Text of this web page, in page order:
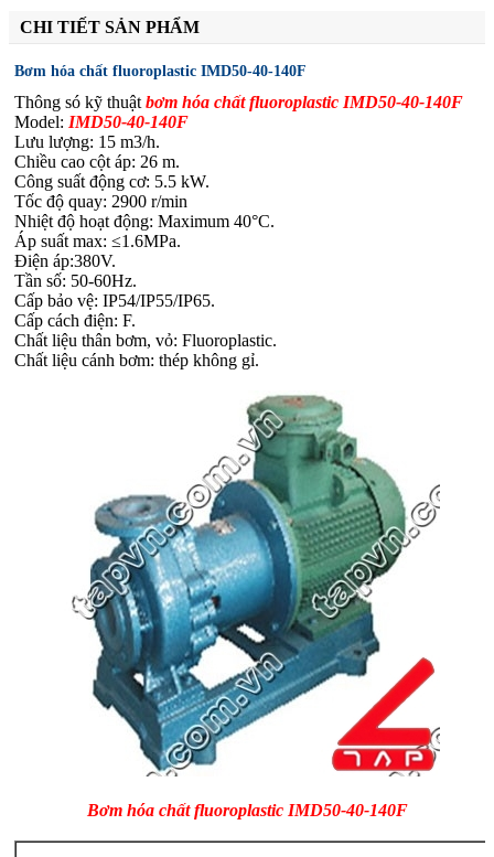
CHI TIẾT SẢN PHẨM
Bơm hóa chất fluoroplastic IMD50-40-140F
Thông só kỹ thuật bơm hóa chất fluoroplastic IMD50-40-140F
Model: IMD50-40-140F
Lưu lượng: 15 m3/h.
Chiều cao cột áp: 26 m.
Công suất động cơ: 5.5 kW.
Tốc độ quay: 2900 r/min
Nhiệt độ hoạt động: Maximum 40°C.
Áp suất max: ≤1.6MPa.
Điện áp:380V.
Tần số: 50-60Hz.
Cấp bảo vệ: IP54/IP55/IP65.
Cấp cách điện: F.
Chất liệu thân bơm, vỏ: Fluoroplastic.
Chất liệu cánh bơm: thép không gỉ.
Bơm hóa chất fluoroplastic IMD50-40-140F